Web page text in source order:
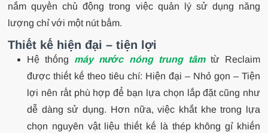
nắm quyền chủ động trong việc quản lý sử dụng năng
lượng chỉ với một nút bấm.
Thiết kế hiện đại – tiện lợi
Hệ thống máy nước nóng trung tâmtừ Reclaim
được thiết kế theo tiêu chí: Hiện đại – Nhỏ gọn – Tiện
lợi nên rất phù hợp để bạn lựa chọn lắp đặt cũng như
dễ dàng sử dụng. Hơn nữa, việc khắt khe trong lựa
chọn nguyên vật liệu thiết kế là thép không gỉ khiến